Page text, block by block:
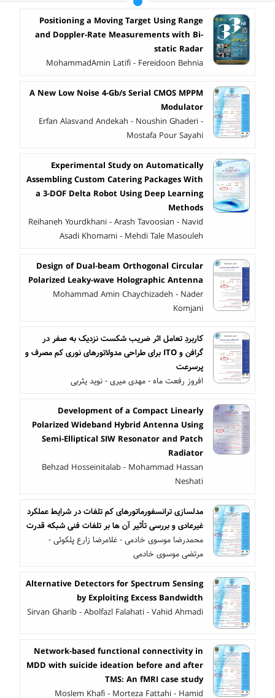
Positioning a Moving Target Using Range
and Doppler-Rate Measurements with Bi-
static Radar
MohammadAmin Latifi - Fereidoon Behnia
A New Low Noise 4-Gb/s Serial CMOS MPPM
Modulator
Erfan Alasvand Andekah - Noushin Ghaderi -
Mostafa Pour Sayahi
Experimental Study on Automatically
Assembling Custom Catering Packages With
a 3-DOF Delta Robot Using Deep Learning
Methods
Reihaneh Yourdkhani - Arash Tavoosian - Navid
Asadi Khomami - Mehdi Tale Masouleh
Design of Dual-beam Orthogonal Circular
Polarized Leaky-wave Holographic Antenna
Mohammad Amin Chaychizadeh - Nader
Komjani
کاربردِ تعامل اثر ضریب شکست نزدیک به صفر در
گرافن و ITO برای طراحی مدولاتورهای نوری کم مصرف و
پرسرعت
افروز رفعت ماه - مهدی میری - نوید یثربی
Development of a Compact Linearly
Polarized Wideband Hybrid Antenna Using
Semi-Elliptical SIW Resonator and Patch
Radiator
Behzad Hosseinitalab - Mohammad Hassan
Neshati
مدلسازی ترانسفورماتورهای کم تلفات در شرایط عملکرد
غیرعادی و بررسی تأثیر آن ها بر تلفات فنی شبکه قدرت
محمدرضا موسوی خادمی - غلامرضا زارع پلکوئی -
مرتضی موسوی خادمی
Alternative Detectors for Spectrum Sensing
by Exploiting Excess Bandwidth
Sirvan Gharib - Abolfazl Falahati - Vahid Ahmadi
Network-based functional connectivity in
MDD with suicide ideation before and after
TMS: An fMRI case study
Moslem Khafi - Morteza Fattahi - Hamid